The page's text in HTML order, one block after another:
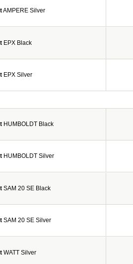
AMPERE Silver
EPX Black
EPX Silver
HUMBOLDT Black
HUMBOLDT Silver
SAM 20 SE Black
SAM 20 SE Silver
WATT Silver